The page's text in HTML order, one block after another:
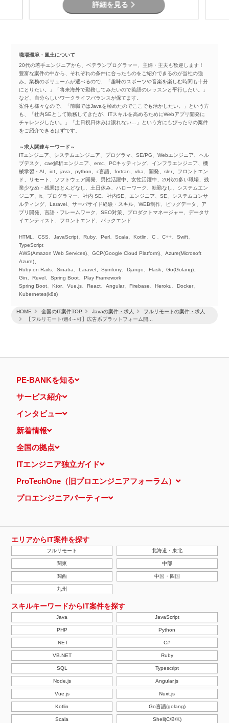
HOME 全国のIT案件TOP Javaの案件・求人
フルリモートの案件・求人
【フルリモート/週4～可】広告系プラットフォーム開...
詳細を見る
職場環境・風土について
20代の若手エンジニアから、ベテランプログラマー、主婦・主夫も歓迎します！
豊富な案件の中から、それぞれの条件に合ったものをご紹介できるのが当社の強
み。業務のボリュームが選べるので、「趣味のスポーツや音楽を楽しむ時間も十分
にとりたい。」「将来海外で勤務してみたいので英語のレッスンと平行したい。」
など、自分らしいワークライフバランスが保てます。
案件も様々なので、「前職ではJavaを極めたのでここでも活かしたい。」という方
も、「社内SEとして勤務してきたが、ITスキルを高めるためにWebアプリ開発に
チャレンジしたい。」「土日祝日休みは譲れない…」という方にもぴったりの案件
をご紹介できるはずです。
～求人関連キーワード～
ITエンジニア、システムエンジニア、プログラマ、SE/PG、Webエンジニア、ヘル
プデスク、cae解析エンジニア、emc、PCキッティング、インフラエンジニア、機
械学習・AI、iot、java、python、c言語、fortran、vba、開発、sler、フロントエン
ド、リモート、ソフトウェア開発、男性活躍中、女性活躍中、20代の多い職場、残
業少なめ・残業ほとんどなし、土日休み、ハローワーク、転勤なし、システムエン
ジニア、it、プログラマー、社内 SE、社内SE、エンジニア、SE、システムコンサ
ルティング、Laravel、サーバサイド経験・スキル、WEB制作、ビッグデータ、ア
プリ開発、言語・フレームワーク、SEO対策、プロダクトマネージャー、データサ
イエンティスト、フロントエンド、バックエンド
HTML、CSS、JavaScript、Ruby、Perl、Scala、Kotlin、C 、C++、Swift、
TypeScript
AWS(Amazon Web Services)、GCP(Google Cloud Platform)、Azure(Microsoft
Azure)、
Ruby on Rails、Sinatra、Laravel、Symfony、Django、Flask、Go(Golang)、
Gin、Revel、Spring Boot、Play Framework
Spring Boot、Ktor、Vue.js、React、Angular、Firebase、Heroku、Docker、
Kubernetes(k8s)
PE-BANKを知る
サービス紹介
インタビュー
新着情報
全国の拠点
ITエンジニア独立ガイド
ProTechOne（旧プロエンジニアフォーラム）
プロエンジニアパーティー
エリアからIT案件を探す
フルリモート 北海道・東北
関東 中部
関西 中国・四国
九州
スキルキーワードからIT案件を探す
Java JavaScript
PHP Python
.NET C#
VB.NET Ruby
SQL Typescript
Node.js Angular.js
Vue.js Nuxt.js
Kotlin Go言語(golang)
Scala Shell(C/B/K)